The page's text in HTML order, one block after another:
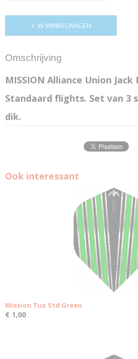
IN WINKELWAGEN
Omschrijving
MISSION Alliance Union
Standaard flights. Set van 3
dik.
Ook interessant
Mission Tux Std Green
€ 1,00